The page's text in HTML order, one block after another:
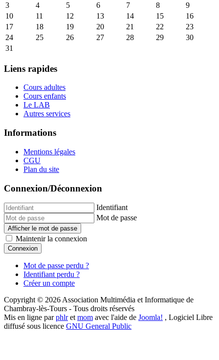
3
4 5 6 7 8
9
10
11 12 13 14 15
16
17
18 19 20 21 22
23
24
25 26 27 28 29
30
31
Liens rapides
Cours adultes
Cours enfants
Le LAB
Autres services
Informations
Mentions légales
CGU
Plan du site
Connexion/Déconnexion
Identifiant
Mot de passe
Afficher le mot de passe
Maintenir la connexion
Connexion
Mot de passe perdu ?
Identifiant perdu ?
Créer un compte
Copyright © 2026 Association Multimédia et Informatique de
Chambray-lès-Tours - Tous droits réservés
Mis en ligne parphlret mom avec l'aide de Joomla! , Logiciel Libre
diffusé sous licence GNU General Public